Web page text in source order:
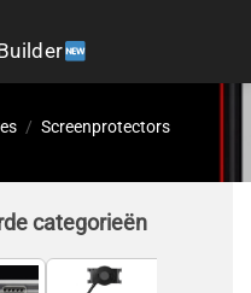
/ Screenprotectors
categorieën